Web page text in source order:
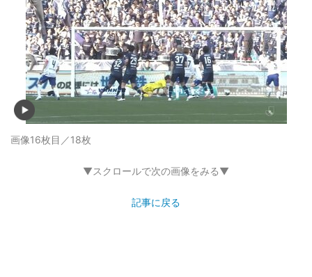
画像16枚目／18枚
▼スクロールで次の画像をみる▼
記事に戻る